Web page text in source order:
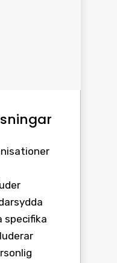
specifika